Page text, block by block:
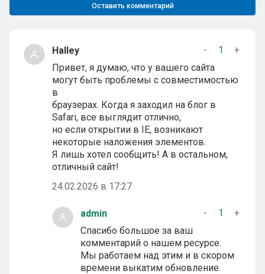
Оставить комментарий
Halley - 1
+
Привет, я думаю, что у вашего сайта
могут быть проблемы с совместимостью
в
браузерах. Когда я заходил на блог в
Safari, все выглядит отлично,
но если открытии в IE, возникают
некоторые наложения элементов.
Я лишь хотел сообщить! А в остальном,
отличный сайт!
24.02.2026 в 17:27
admin - 1
+
Спасибо большое за ваш
комментарий о нашем ресурсе.
Мы работаем над этим и в скором
времени выкатим обновление.